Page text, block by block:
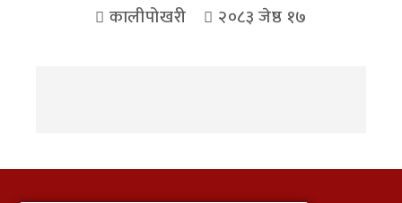
कालीपोखरी २०८३ जेष्ठ १७